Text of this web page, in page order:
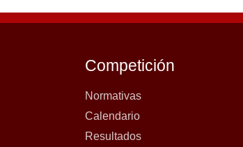
Competición
Normativas
Calendario
Resultados